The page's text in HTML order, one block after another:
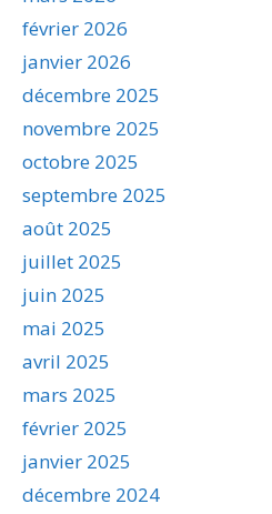
février 2026
janvier 2026
décembre 2025
novembre 2025
octobre 2025
septembre 2025
août 2025
juillet 2025
juin 2025
mai 2025
avril 2025
mars 2025
février 2025
janvier 2025
décembre 2024